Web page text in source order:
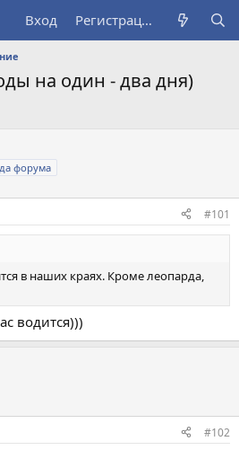
Вход Регистрация
на один - два дня)
форума
#101
в наших краях. Кроме леопарда,
водится)))
#102